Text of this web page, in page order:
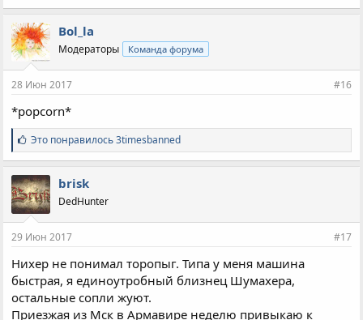
Bol_la
Модераторы Команда форума
28 Июн 2017 #16
*popcorn*
С
и
м
п
а
т
и
:
Это понравилось3timesbanned
brisk
DedHunter
29 Июн 2017 #17
Нихер не понимал торопыг. Типа у меня машина
быстрая, я единоутробный близнец Шумахера,
остальные сопли жуют.
Приезжая из Мск в Армавире неделю привыкаю к